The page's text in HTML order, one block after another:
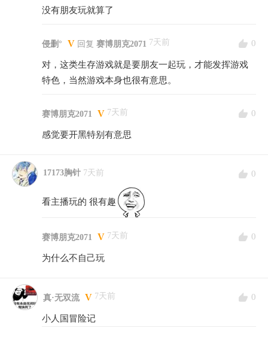
没有朋友玩就算了
侵删° V 回复 赛博朋克2071 7天前 0
对，这类生存游戏就是要朋友一起玩，才能发挥游戏
特色，当然游戏本身也很有意思。
赛博朋克2071 V 7天前 0
感觉要开黑特别有意思
17173胸针 7天前 0
看主播玩的 很有趣
赛博朋克2071 V 7天前 0
为什么不自己玩
真·无双流 V 7天前 0
小人国冒险记